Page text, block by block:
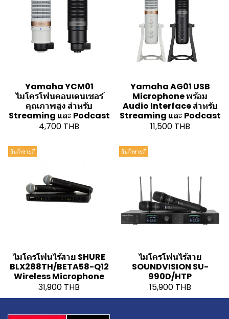
Yamaha YCM01
ไมโครโฟนคอนเดนเซอร์
คุณภาพสูง สำหรับ
Streaming และ Podcast
4,700 THB
Yamaha AG01 USB
Microphone พร้อม
Audio Interface สำหรับ
Streaming และ Podcast
11,500 THB
สินค้าขายดี
ไมโครโฟนไร้สาย SHURE
BLX288TH/BETA58-Q12
Wireless Microphone
31,900 THB
สินค้าขายดี
ไมโครโฟนไร้สาย
SOUNDVISION SU-
990D/HTP
15,900 THB